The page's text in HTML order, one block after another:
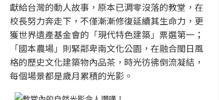
獻給台灣的動人故事，原本已淍零沒落的教堂，在
校長努力奔走下，不僅漸漸修復延續其生命力，更
獲世界遺產基金會的「現代特色建築」票選第一；
「國本農場」則緊鄰卑南文化公園，在融合閩日風
格的歷史文化建築物內品茶，時光彷彿倒流凝結，
每個場景都是歲月累積的光影。